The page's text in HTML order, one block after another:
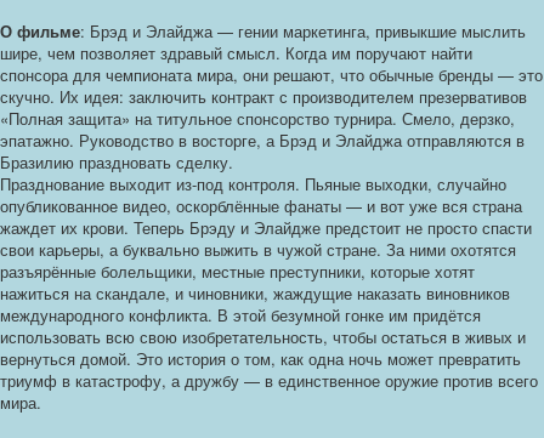
О фильме: Брэд и Элайджа — гении маркетинга, привыкшие мыслить
шире, чем позволяет здравый смысл. Когда им поручают найти
спонсора для чемпионата мира, они решают, что обычные бренды — это
скучно. Их идея: заключить контракт с производителем презервативов
«Полная защита» на титульное спонсорство турнира. Смело, дерзко,
эпатажно. Руководство в восторге, а Брэд и Элайджа отправляются в
Бразилию праздновать сделку.
Празднование выходит из-под контроля. Пьяные выходки, случайно
опубликованное видео, оскорблённые фанаты — и вот уже вся страна
жаждет их крови. Теперь Брэду и Элайдже предстоит не просто спасти
свои карьеры, а буквально выжить в чужой стране. За ними охотятся
разъярённые болельщики, местные преступники, которые хотят
нажиться на скандале, и чиновники, жаждущие наказать виновников
международного конфликта. В этой безумной гонке им придётся
использовать всю свою изобретательность, чтобы остаться в живых и
вернуться домой. Это история о том, как одна ночь может превратить
триумф в катастрофу, а дружбу — в единственное оружие против всего
мира.